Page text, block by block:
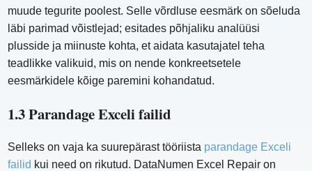
muude tegurite poolest. Selle võrdluse eesmärk on sõeluda
läbi parimad võistlejad; esitades põhjaliku analüüsi
plusside ja miinuste kohta, et aidata kasutajatel teha
teadlikke valikuid, mis on nende konkreetsetele
eesmärkidele kõige paremini kohandatud.
1.3 Parandage Exceli failid
Selleks on vaja ka suurepärast tööriista parandage Exceli
failid kui need on rikutud. DataNumen Excel Repair on